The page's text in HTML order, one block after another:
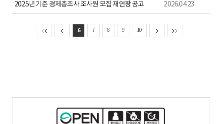
2025년 기준 경제총조사 조사원 모집 재연장 공고 2026.04.23
6 7 8 9 10